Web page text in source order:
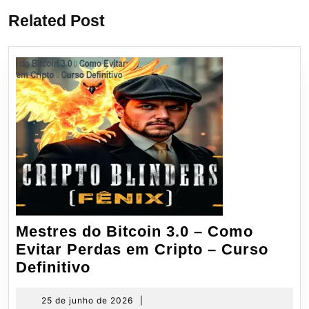
Related Post
Mestres do Bitcoin 3.0 – Como
Evitar Perdas em Cripto – Curso
Definitivo
Bitcoin
25 de junho de 2026